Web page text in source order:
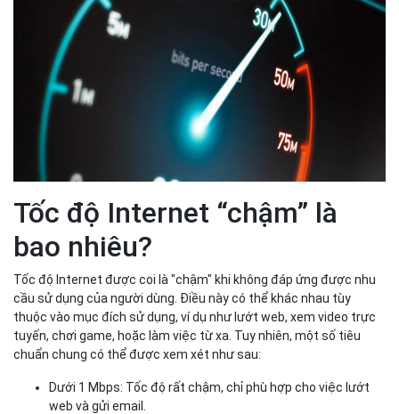
Tốc độ Internet “chậm” là
bao nhiêu?
Tốc độ Internet được coi là "chậm" khi không đáp ứng được nhu
cầu sử dụng của người dùng. Điều này có thể khác nhau tùy
thuộc vào mục đích sử dụng, ví dụ như lướt web, xem video trực
tuyến, chơi game, hoặc làm việc từ xa. Tuy nhiên, một số tiêu
chuẩn chung có thể được xem xét như sau:
Dưới 1 Mbps: Tốc độ rất chậm, chỉ phù hợp cho việc lướt
web và gửi email.